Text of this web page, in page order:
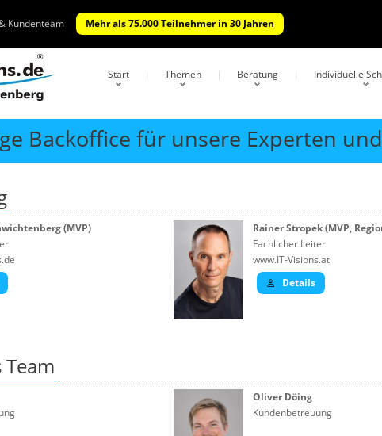
Kundenteam Mehr als 75.000 Teilnehmer in 30 Jahren
Start Themen Beratung Individuelle
Backoffice für unsere Experten
(MVP)
Rainer Stropek (MVP,
Fachlicher Leiter
www.IT-Visions.at
Details
Oliver Döing
Kundenbetreuung